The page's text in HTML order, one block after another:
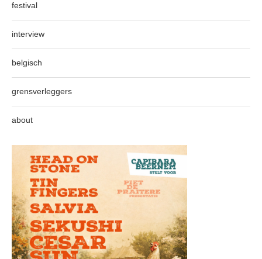
festival
interview
belgisch
grensverleggers
about